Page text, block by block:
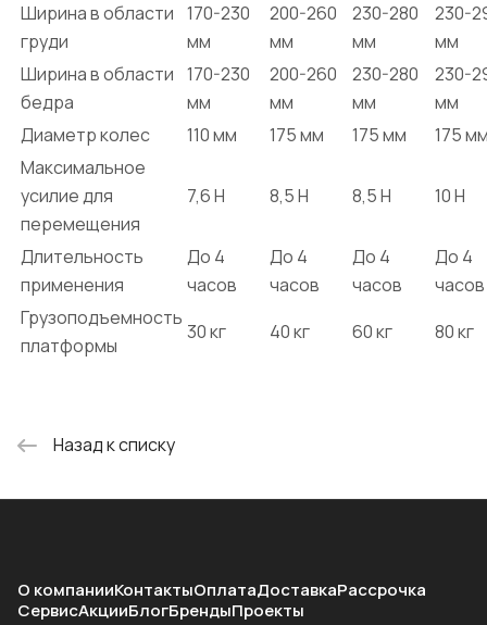
Ширина в области
груди
170-230
мм
200-260
мм
230-280
мм
230-
мм
Ширина в области
бедра
170-230
мм
200-260
мм
230-280
мм
230-
мм
Диаметр колес
110 мм 175 мм 175 мм
175
Максимальное
усилие для
перемещения
7,6 Н 8,5 Н 8,5 Н 10 Н
Длительность
применения
До 4
часов
До 4
часов
До 4
часов
До 4
часов
Грузоподъемность
платформы
30 кг 40 кг 60 кг 80 кг
Назад к списку
О компанииКонтактыОплатаДоставкаРассрочка
СервисАкцииБлогБрендыПроекты